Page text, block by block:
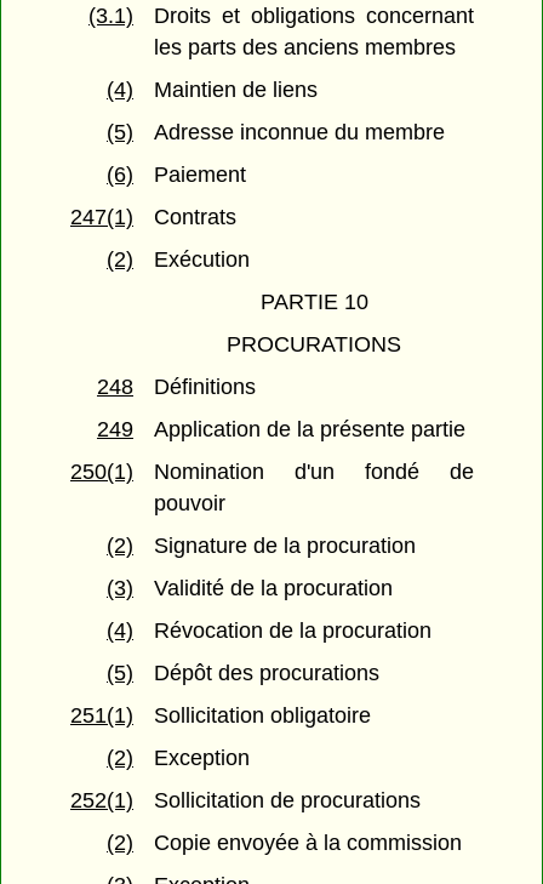
(3.1)
Droits et obligations concernant
les parts des anciens membres
(4)
Maintien de liens
(5)
Adresse inconnue du membre
(6)
Paiement
247(1)
Contrats
(2)
Exécution
PARTIE 10
PROCURATIONS
248
Définitions
249
Application de la présente partie
250(1)
Nomination d'un fondé de
pouvoir
(2)
Signature de la procuration
(3)
Validité de la procuration
(4)
Révocation de la procuration
(5)
Dépôt des procurations
251(1)
Sollicitation obligatoire
(2)
Exception
252(1)
Sollicitation de procurations
(2)
Copie envoyée à la commission